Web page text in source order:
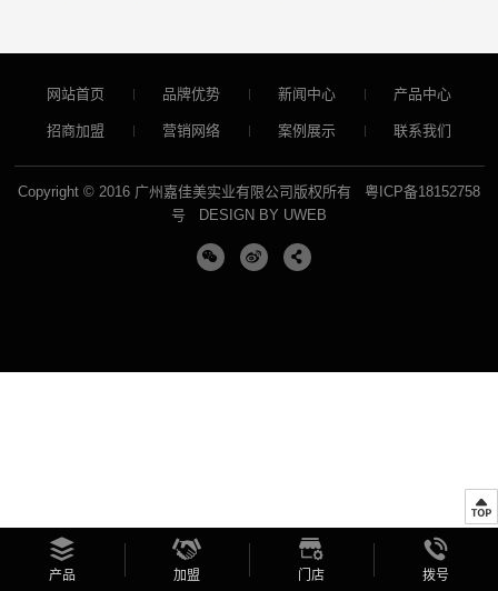
网站首页 品牌优势 新闻中心 产品中心
招商加盟 营销网络 案例展示 联系我们
Copyright © 2016 广州嘉佳美实业有限公司版权所有
粤ICP备18152758
号
DESIGN BY UWEB
产品 加盟 门店 拨号